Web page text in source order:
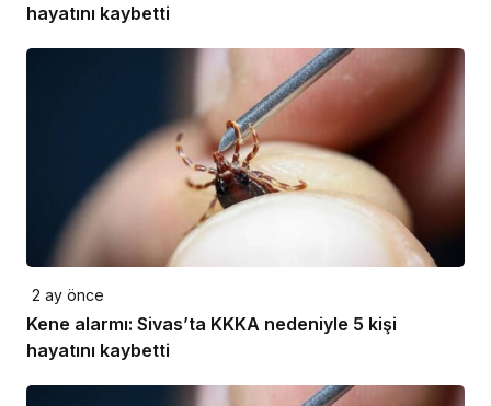
hayatını kaybetti
2 ay önce
Kene alarmı: Sivas’ta KKKA nedeniyle 5 kişi
hayatını kaybetti